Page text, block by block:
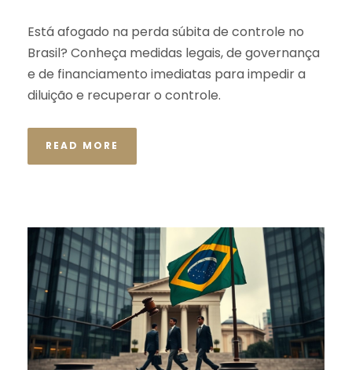
Está afogado na perda súbita de controle no
Brasil? Conheça medidas legais, de governança
e de financiamento imediatas para impedir a
diluição e recuperar o controle.
READ MORE